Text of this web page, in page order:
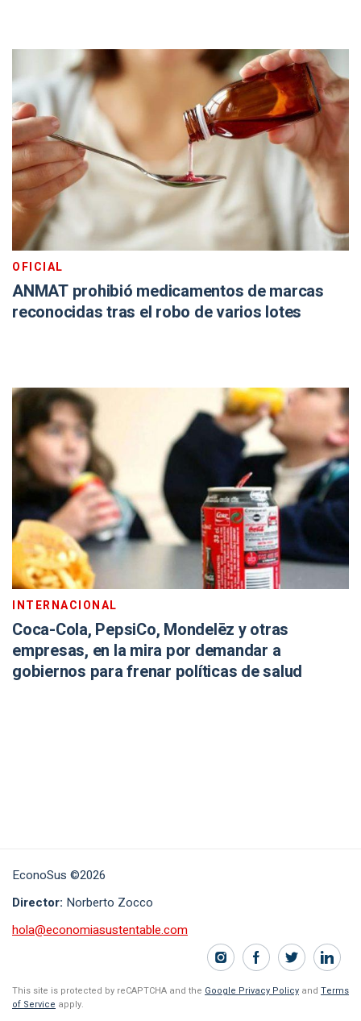
OFICIAL
ANMAT prohibió medicamentos de marcas
reconocidas tras el robo de varios lotes
INTERNACIONAL
Coca-Cola, PepsiCo, Mondelēz y otras
empresas, en la mira por demandar a
gobiernos para frenar políticas de salud
EconoSus ©2026
Director: Norberto Zocco
hola@economiasustentable.com
This site is protected by reCAPTCHA and the Google Privacy Policy and Terms
of Service apply.